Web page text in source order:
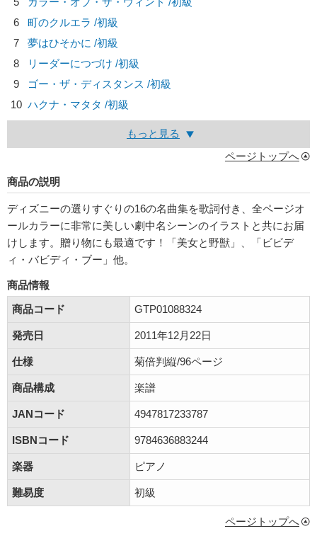
6
町のクルエラ /初級
7
夢はひそかに /初級
8
リーダーにつづけ /初級
9
ゴー・ザ・ディスタンス /初級
10 ハクナ・マタタ /初級
もっと見る
ページトップへ
商品の説明
ディズニーの選りすぐりの16の名曲集を歌詞付き、全ページオ
ールカラーに非常に美しい劇中名シーンのイラストと共にお届
けします。贈り物にも最適です！「美女と野獣」、「ビビデ
ィ・バビディ・ブー」他。
商品情報
商品コード
GTP01088324
発売日 2011年12月22日
仕様 菊倍判縦/96ページ
商品構成 楽譜
JANコード 4947817233787
ISBNコード 9784636883244
楽器 ピアノ
難易度 初級
ページトップへ